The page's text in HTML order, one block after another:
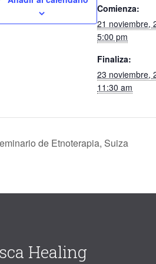
Comienza:
21 noviembre,
5:00 pm
Finaliza:
23 noviembre,
11:30 am
de Etnoterapia, Suiza
Healing